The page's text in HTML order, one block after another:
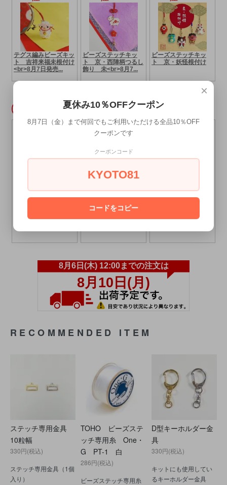
RECOMMENDED ITEM
ステッチ専用金具
10粒幅
330円(税込)
ステッチ専用金具（1個
入り）
TOHO ビーズステ
ッチ専用糸 One・
G PT-1 白
286円(税込)
ビーズステッチ専用糸
D型キーホルダー金
具
330円(税込)
キットにも使用してい
るキーホルダー金具
×
夏休み10％OFFクーポン
8月7日（金）まで何回でもご利用いただける全品10％OFF
クーポンです
クーポンコード
KYOTO81
コードをコピー